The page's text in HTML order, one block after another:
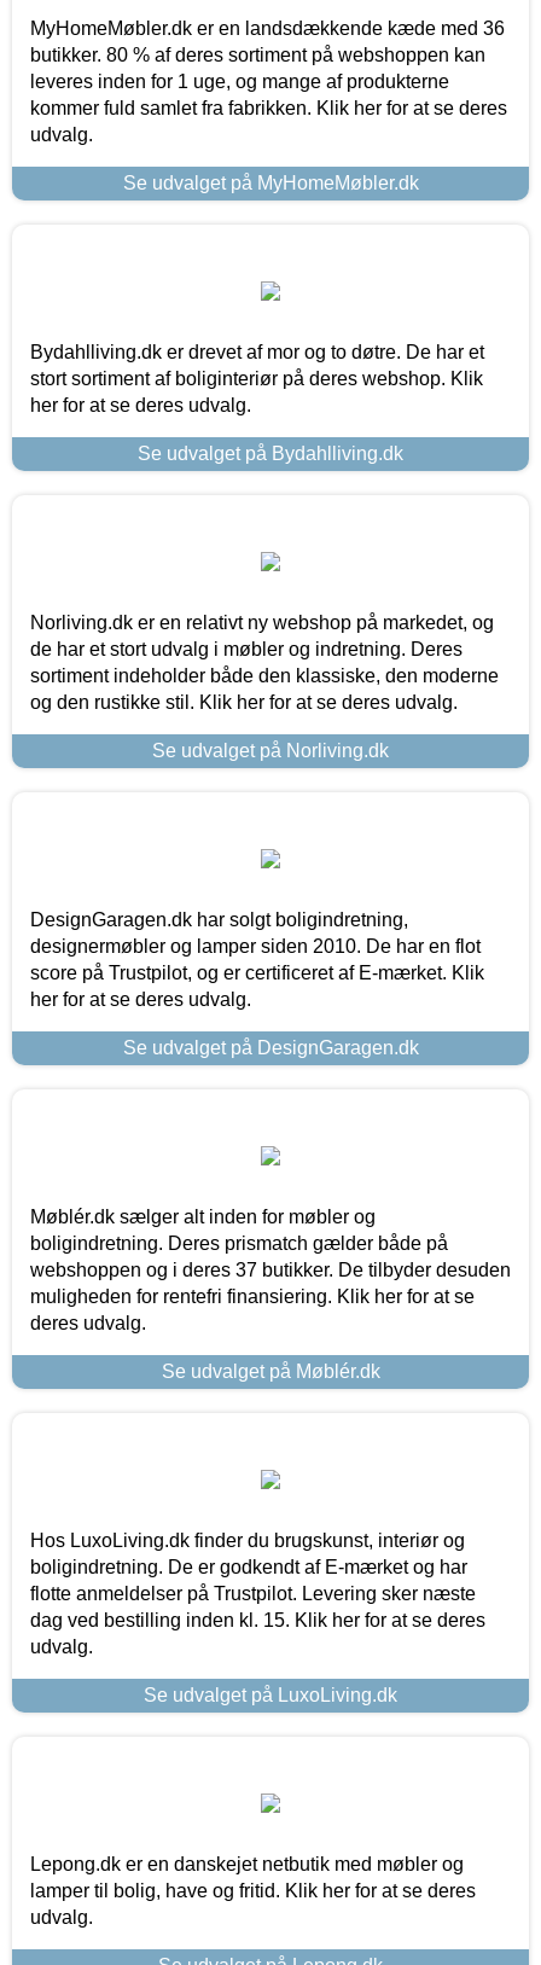
MyHomeMøbler.dk er en landsdækkende kæde med 36
butikker. 80 % af deres sortiment på webshoppen kan
leveres inden for 1 uge, og mange af produkterne
kommer fuld samlet fra fabrikken. Klik her for at se deres
udvalg.
Se udvalget på MyHomeMøbler.dk
Bydahlliving.dk er drevet af mor og to døtre. De har et
stort sortiment af boliginteriør på deres webshop. Klik
her for at se deres udvalg.
Se udvalget på Bydahlliving.dk
Norliving.dk er en relativt ny webshop på markedet, og
de har et stort udvalg i møbler og indretning. Deres
sortiment indeholder både den klassiske, den moderne
og den rustikke stil. Klik her for at se deres udvalg.
Se udvalget på Norliving.dk
DesignGaragen.dk har solgt boligindretning,
designermøbler og lamper siden 2010. De har en flot
score på Trustpilot, og er certificeret af E-mærket. Klik
her for at se deres udvalg.
Se udvalget på DesignGaragen.dk
Møblér.dk sælger alt inden for møbler og
boligindretning. Deres prismatch gælder både på
webshoppen og i deres 37 butikker. De tilbyder desuden
muligheden for rentefri finansiering. Klik her for at se
deres udvalg.
Se udvalget på Møblér.dk
Hos LuxoLiving.dk finder du brugskunst, interiør og
boligindretning. De er godkendt af E-mærket og har
flotte anmeldelser på Trustpilot. Levering sker næste
dag ved bestilling inden kl. 15. Klik her for at se deres
udvalg.
Se udvalget på LuxoLiving.dk
Lepong.dk er en danskejet netbutik med møbler og
lamper til bolig, have og fritid. Klik her for at se deres
udvalg.